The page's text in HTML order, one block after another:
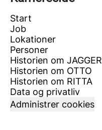
Start
Job
Lokationer
Personer
Historien om JAGGER
Historien om OTTO
Historien om RITTA
Data og privatliv
Administrer cookies